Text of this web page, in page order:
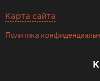
Карта сайта
Политика